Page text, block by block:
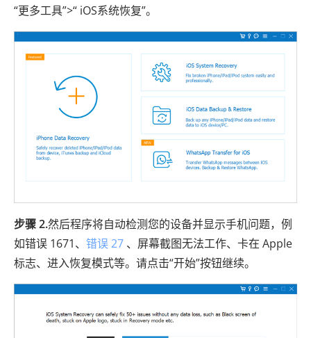
“更多工具”>“ iOS系统恢复”。
步骤 2.然后程序将自动检测您的设备并显示手机问题，例
如错误 1671、 错误 27 、屏幕截图无法工作、卡在 Apple
标志、进入恢复模式等。请点击“开始”按钮继续。